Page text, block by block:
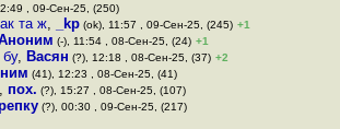
, 09-Сен-25, (250)
та ж, _kp (ok), 11:57 , 09-Сен-25, (245) +1
(-), 11:54 , 08-Сен-25, (24) +1
, Васян (?), 12:18 , 08-Сен-25, (37) +2
(41), 12:23 , 08-Сен-25, (41)
, пох. (?), 15:27 , 08-Сен-25, (107)
(?), 00:30 , 09-Сен-25, (217)